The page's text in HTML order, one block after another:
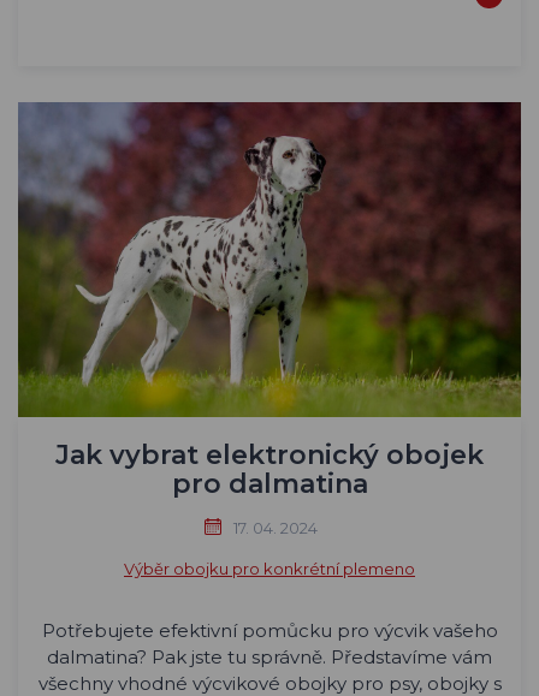
Jak vybrat elektronický obojek
pro dalmatina
17. 04. 2024
Výběr obojku pro konkrétní plemeno
Potřebujete efektivní pomůcku pro výcvik vašeho
dalmatina? Pak jste tu správně. Představíme vám
všechny vhodné výcvikové obojky pro psy, obojky s